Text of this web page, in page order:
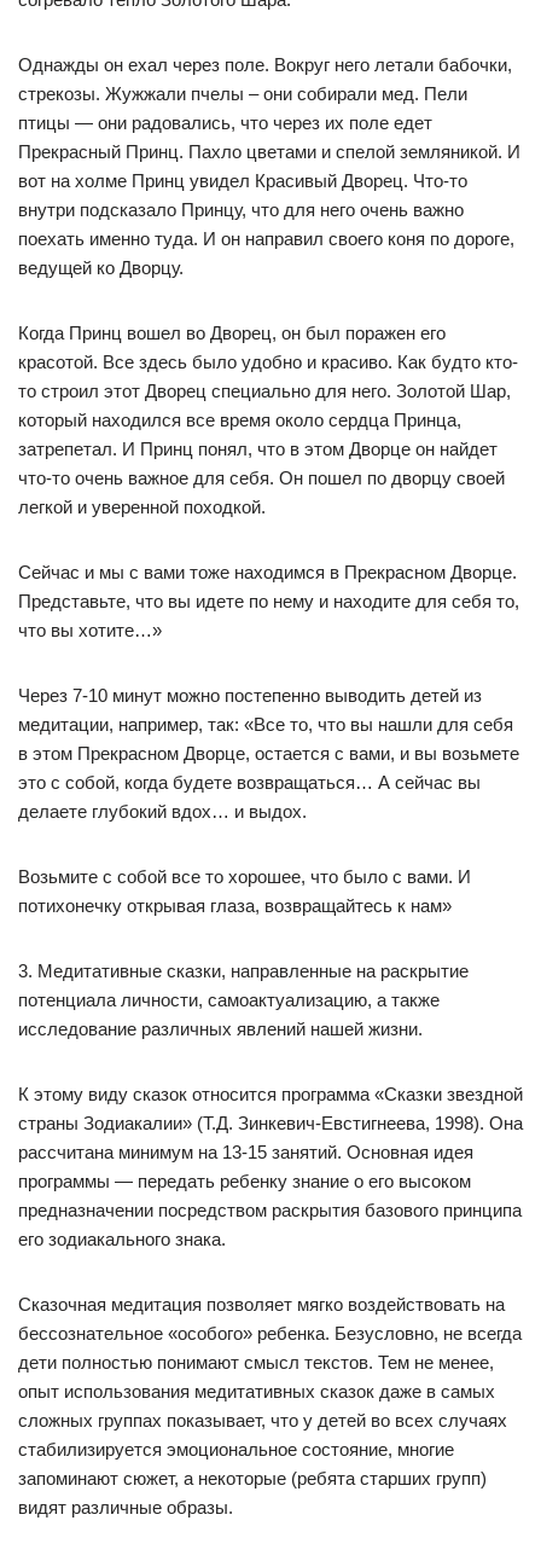
Однажды он ехал через поле. Вокруг него летали бабочки,
стрекозы. Жужжали пчелы – они собирали мед. Пели
птицы — они радовались, что через их поле едет
Прекрасный Принц. Пахло цветами и спелой земляникой. И
вот на холме Принц увидел Красивый Дворец. Что-то
внутри подсказало Принцу, что для него очень важно
поехать именно туда. И он направил своего коня по дороге,
ведущей ко Дворцу.
Когда Принц вошел во Дворец, он был поражен его
красотой. Все здесь было удобно и красиво. Как будто кто-
то строил этот Дворец специально для него. Золотой Шар,
который находился все время около сердца Принца,
затрепетал. И Принц понял, что в этом Дворце он найдет
что-то очень важное для себя. Он пошел по дворцу своей
легкой и уверенной походкой.
Сейчас и мы с вами тоже находимся в Прекрасном Дворце.
Представьте, что вы идете по нему и находите для себя то,
что вы хотите…»
Через 7-10 минут можно постепенно выводить детей из
медитации, например, так: «Все то, что вы нашли для себя
в этом Прекрасном Дворце, остается с вами, и вы возьмете
это с собой, когда будете возвращаться… А сейчас вы
делаете глубокий вдох… и выдох.
Возьмите с собой все то хорошее, что было с вами. И
потихонечку открывая глаза, возвращайтесь к нам»
3. Медитативные сказки, направленные на раскрытие
потенциала личности, самоактуализацию, а также
исследование различных явлений нашей жизни.
К этому виду сказок относится программа «Сказки звездной
страны Зодиакалии» (Т.Д. Зинкевич-Евстигнеева, 1998). Она
рассчитана минимум на 13-15 занятий. Основная идея
программы — передать ребенку знание о его высоком
предназначении посредством раскрытия базового принципа
его зодиакального знака.
Сказочная медитация позволяет мягко воздействовать на
бессознательное «особого» ребенка. Безусловно, не всегда
дети полностью понимают смысл текстов. Тем не менее,
опыт использования медитативных сказок даже в самых
сложных группах показывает, что у детей во всех случаях
стабилизируется эмоциональное состояние, многие
запоминают сюжет, а некоторые (ребята старших групп)
видят различные образы.